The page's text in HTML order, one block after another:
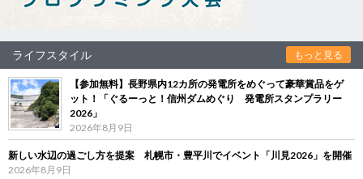
ライフスタイル もっと見る
【参加無料】長野県内12カ所の発電所をめぐって豪華賞品をゲ
ット！「ぐるーっと！信州ダムめぐり 発電所スタンプラリー
2026」
2026年8月9日
新しい水辺の過ごし方を提案 札幌市・豊平川でイベント「川見2026」を開催
2026年8月9日